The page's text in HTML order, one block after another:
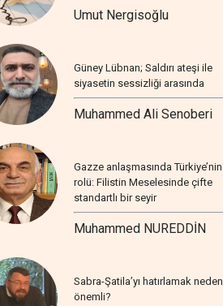
Umut Nergisoğlu
Güney Lübnan; Saldırı ateşi ile
siyasetin sessizliği arasında
Muhammed Ali Senoberi
Gazze anlaşmasında Türkiye’nin
rolü: Filistin Meselesinde çifte
standartlı bir seyir
Muhammed NUREDDİN
Sabra-Şatila’yı hatırlamak neden
önemli?